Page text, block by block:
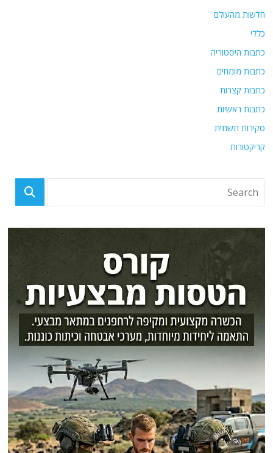
חדשות מהעולם
כללי
כתבות היסטוריה
כתבות מומחים
כתבות קצרות
כתבות ראשיות
סקירות תשתית
קריקטורות